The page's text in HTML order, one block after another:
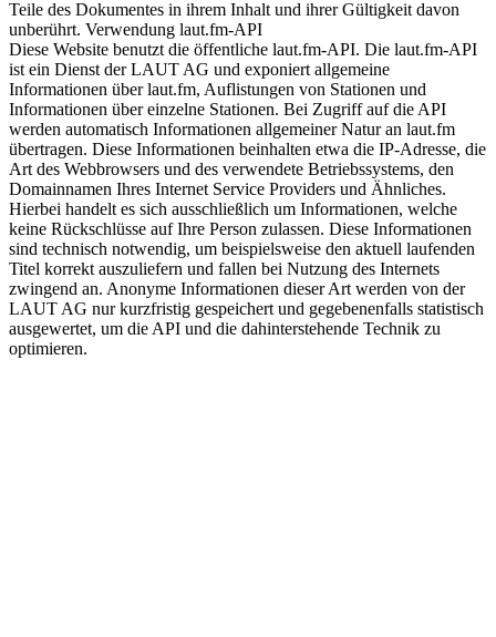
Teile des Dokumentes in ihrem Inhalt und ihrer Gültigkeit davon
unberührt. Verwendung laut.fm-API
Diese Website benutzt die öffentliche laut.fm-API. Die laut.fm-API
ist ein Dienst der LAUT AG und exponiert allgemeine
Informationen über laut.fm, Auflistungen von Stationen und
Informationen über einzelne Stationen. Bei Zugriff auf die API
werden automatisch Informationen allgemeiner Natur an laut.fm
übertragen. Diese Informationen beinhalten etwa die IP-Adresse, die
Art des Webbrowsers und des verwendete Betriebssystems, den
Domainnamen Ihres Internet Service Providers und Ähnliches.
Hierbei handelt es sich ausschließlich um Informationen, welche
keine Rückschlüsse auf Ihre Person zulassen. Diese Informationen
sind technisch notwendig, um beispielsweise den aktuell laufenden
Titel korrekt auszuliefern und fallen bei Nutzung des Internets
zwingend an. Anonyme Informationen dieser Art werden von der
LAUT AG nur kurzfristig gespeichert und gegebenenfalls statistisch
ausgewertet, um die API und die dahinterstehende Technik zu
optimieren.